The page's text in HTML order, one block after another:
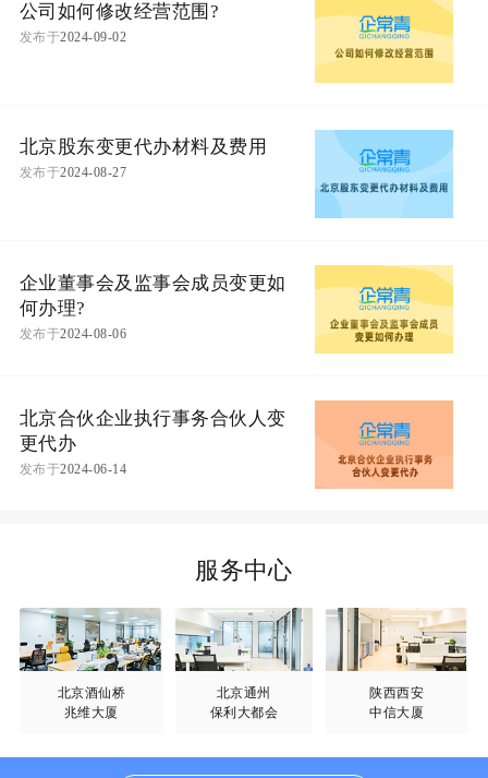
公司如何修改经营范围?
发布于2024-09-02
北京股东变更代办材料及费用
发布于2024-08-27
企业董事会及监事会成员变更如
何办理?
发布于2024-08-06
北京合伙企业执行事务合伙人变
更代办
发布于2024-06-14
服务中心
北京酒仙桥
兆维大厦
北京通州
保利大都会
陕西西安
中信大厦